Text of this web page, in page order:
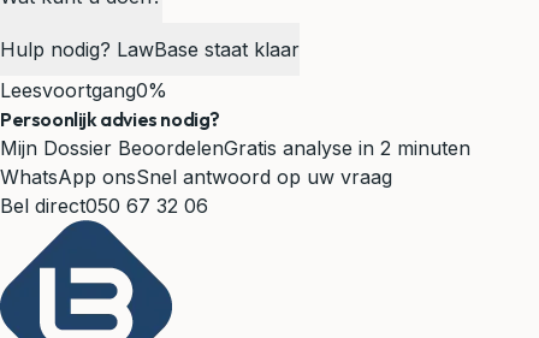
Hulp nodig? LawBase staat klaar
Leesvoortgang0%
Persoonlijk advies nodig?
Mijn Dossier BeoordelenGratis analyse in 2 minuten
WhatsApp onsSnel antwoord op uw vraag
Bel direct050 67 32 06